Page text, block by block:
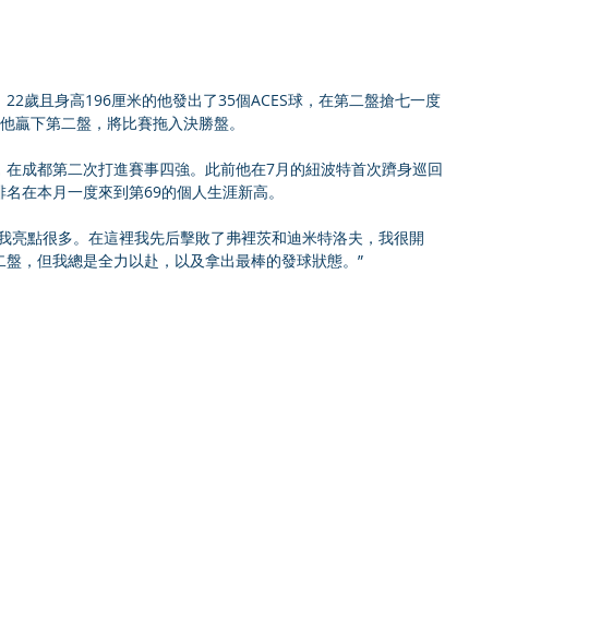
歲且身高196厘米的他發出了35個ACES球，在第二盤搶七一度
贏下第二盤，將比賽拖入決勝盤。
成都第二次打進賽事四強。此前他在7月的紐波特首次躋身巡回
在本月一度來到第69的個人生涯新高。
亮點很多。在這裡我先后擊敗了弗裡茨和迪米特洛夫，我很開
，但我總是全力以赴，以及拿出最棒的發球狀態。”